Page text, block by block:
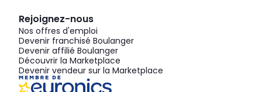
Rejoignez-nous
Nos offres d'emploi
Devenir franchisé Boulanger
Devenir affilié Boulanger
Découvrir la Marketplace
Devenir vendeur sur la Marketplace